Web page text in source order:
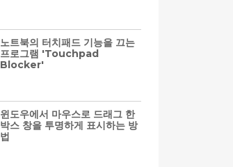
노트북의 터치패드 기능을 끄는
프로그램 'Touchpad
Blocker'
윈도우에서 마우스로 드래그 한
박스 창을 투명하게 표시하는 방
법